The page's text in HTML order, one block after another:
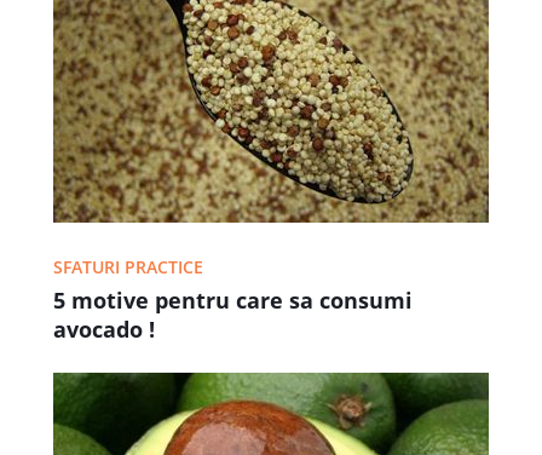
SFATURI PRACTICE
5 motive pentru care sa consumi
avocado !